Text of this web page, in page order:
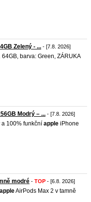
Zelený - ... - [7.8. 2026]
64GB, barva: Green, ZÁRUKA
Modrý – ... - [7.8. 2026]
a 100% funkční apple iPhone
modré - TOP - [6.8. 2026]
appleAirPods Max 2 v tamně